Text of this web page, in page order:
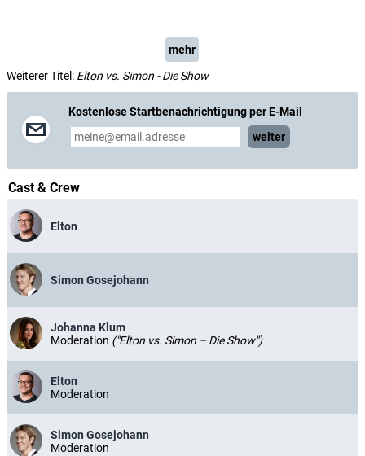
mehr
Weiterer Titel: Elton vs. Simon - Die Show
Kostenlose Startbenachrichtigung per E-Mail
weiter
Cast & Crew
Elton
Simon Gosejohann
Johanna Klum
Moderation ("Elton vs. Simon – Die Show")
Elton
Moderation
Simon Gosejohann
Moderation